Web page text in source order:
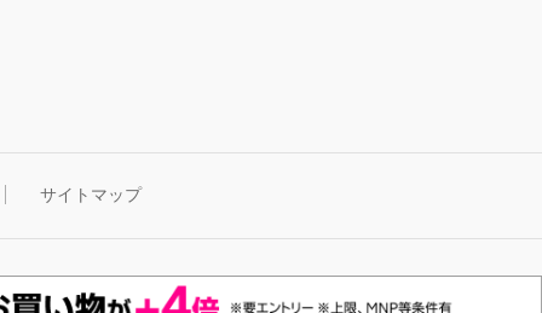
サイトマップ